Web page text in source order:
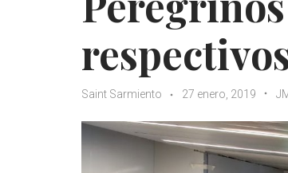
Saint Sarmiento 27 enero, 2019